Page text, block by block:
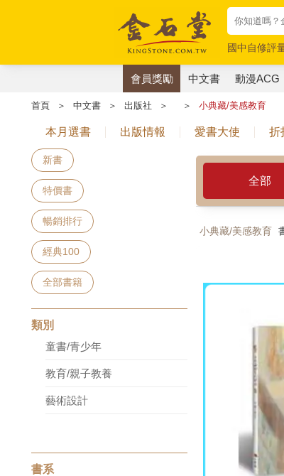
國中自修評
唯紅花綻放
會員獎勵 中文書 動漫ACG
首頁 ＞ 中文書 ＞ 出版社 ＞ ＞ 小典藏/美感教育
本月選書 出版情報 愛書大使 折
新書
特價書
暢銷排行
經典100
全部書籍
類別
童書/青少年
教育/親子教養
藝術設計
書系
全部
小典藏/美感教育